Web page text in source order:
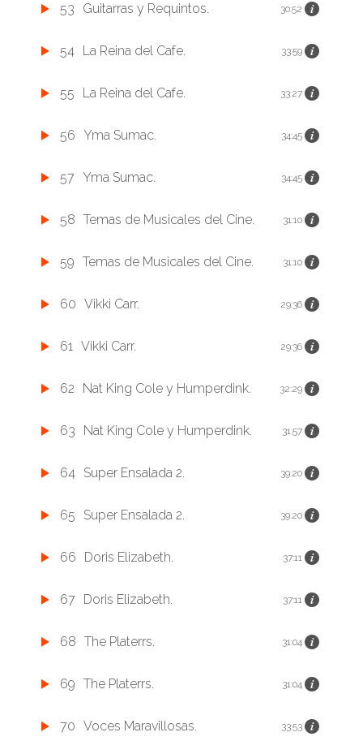
53 Guitarras y Requintos. 30:52
54 La Reina del Cafe. 33:59
55 La Reina del Cafe. 33:27
56 Yma Sumac. 34:45
57 Yma Sumac. 34:45
58 Temas de Musicales del Cine. 31:10
59 Temas de Musicales del Cine. 31:10
60 Vikki Carr. 29:36
61 Vikki Carr. 29:36
62 Nat King Cole y Humperdink. 32:29
63 Nat King Cole y Humperdink. 31:57
64 Super Ensalada 2. 39:20
65 Super Ensalada 2. 39:20
66 Doris Elizabeth. 37:11
67 Doris Elizabeth. 37:11
68 The Platerrs. 31:04
69 The Platerrs. 31:04
70 Voces Maravillosas. 33:53